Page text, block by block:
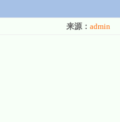
来源： admin